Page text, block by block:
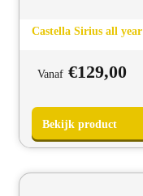
Bekijk product
Castella Sirius all year
Vanaf €129,00